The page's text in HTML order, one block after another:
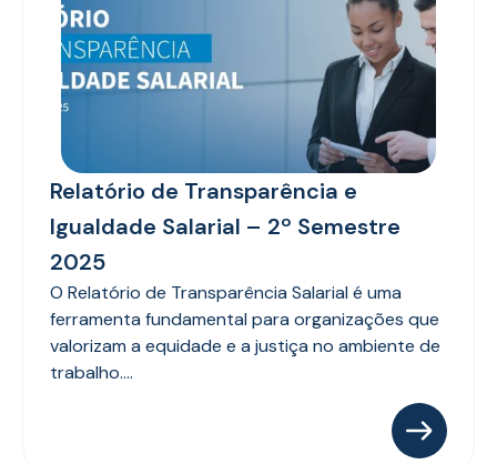
Relatório de Transparência e
Igualdade Salarial – 2º Semestre
2025
O Relatório de Transparência Salarial é uma
ferramenta fundamental para organizações que
valorizam a equidade e a justiça no ambiente de
trabalho....